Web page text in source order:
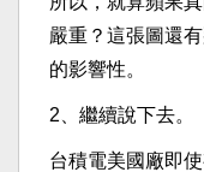
嚴重？這張圖還
的影響性。
2、繼續說下去。
台積電美國廠即